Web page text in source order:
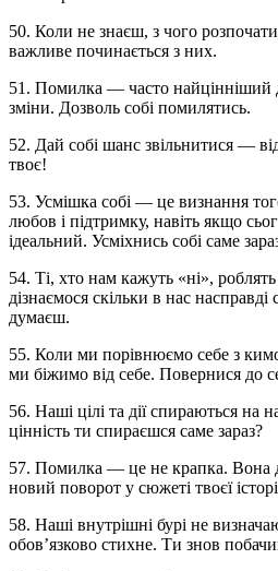
50. Коли не знаєш, з чого
важливе починається з них.
51. Помилка — часто найцінніший
зміни. Дозволь собі помилятись.
52. Дай собі шанс звільнитися —
твоє!
53. Усмішка собі — це визнання
любов і підтримку, навіть якщо
ідеальний. Усміхнись собі саме
54. Ті, хто нам кажуть «ні»,
дізнаємося скільки в нас
думаєш.
55. Коли ми порівнюємо себе з
ми біжимо від себе. Повернися до
56. Наші цілі та дії спираються на
цінність ти спираєшся саме зараз?
57. Помилка — це не крапка. Вона
новий поворот у сюжеті твоєї
58. Наші внутрішні бурі не
обов’язково стихне. Ти знов